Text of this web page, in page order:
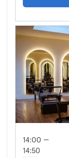
14:00 —
14:50